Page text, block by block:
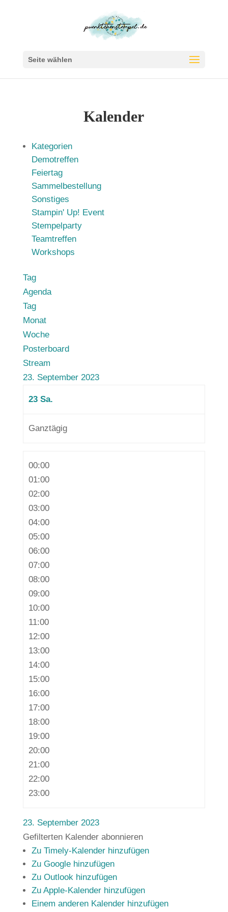
Seite wählen
Kalender
Kategorien
Demotreffen
Feiertag
Sammelbestellung
Sonstiges
Stampin' Up! Event
Stempelparty
Teamtreffen
Workshops
Tag
Agenda
Tag
Monat
Woche
Posterboard
Stream
23. September 2023
23 Sa.
Ganztägig
00:00
01:00
02:00
03:00
04:00
05:00
06:00
07:00
08:00
09:00
10:00
11:00
12:00
13:00
14:00
15:00
16:00
17:00
18:00
19:00
20:00
21:00
22:00
23:00
23. September 2023
Gefilterten Kalender abonnieren
Zu Timely-Kalender hinzufügen
Zu Google hinzufügen
Zu Outlook hinzufügen
Zu Apple-Kalender hinzufügen
Einem anderen Kalender hinzufügen